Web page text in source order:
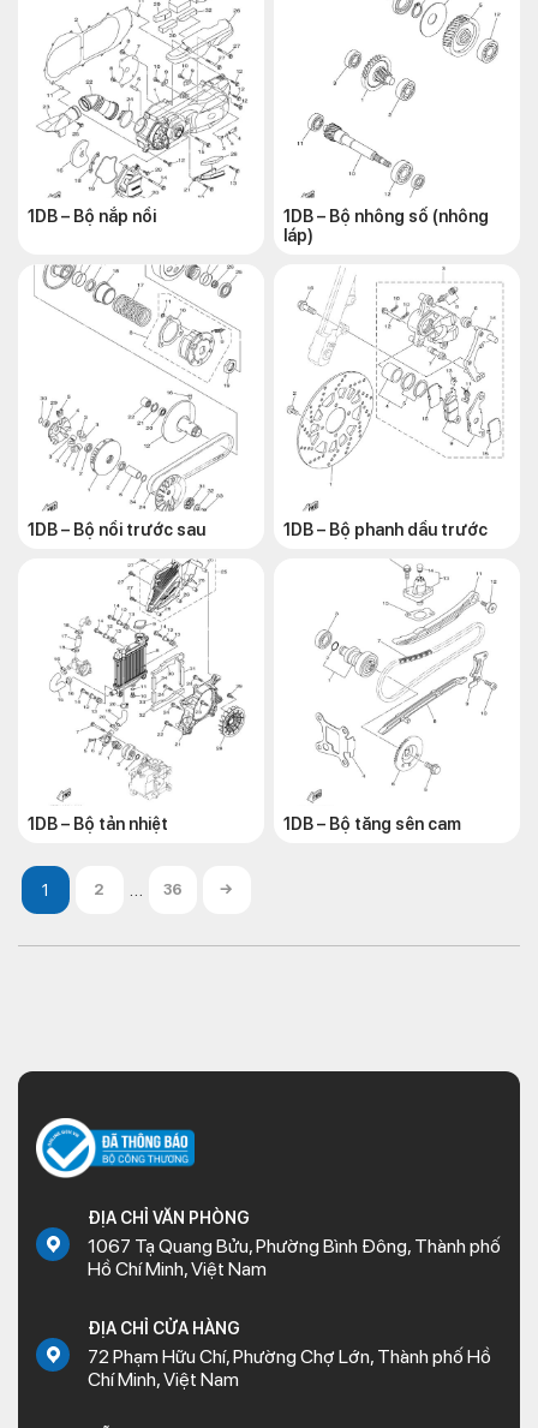
1DB – Bộ nắp nồi
1DB – Bộ nhông số (nhông
láp)
1DB – Bộ nồi trước sau 1DB – Bộ phanh dầu trước
1DB – Bộ tản nhiệt 1DB – Bộ tăng sên cam
2 … 36 →
ĐỊA CHỈ VĂN PHÒNG
1067 Tạ Quang Bửu, Phường Bình Đông, Thành phố
Hồ Chí Minh, Việt Nam
ĐỊA CHỈ CỬA HÀNG
72 Phạm Hữu Chí, Phường Chợ Lớn, Thành phố Hồ
Chí Minh, Việt Nam